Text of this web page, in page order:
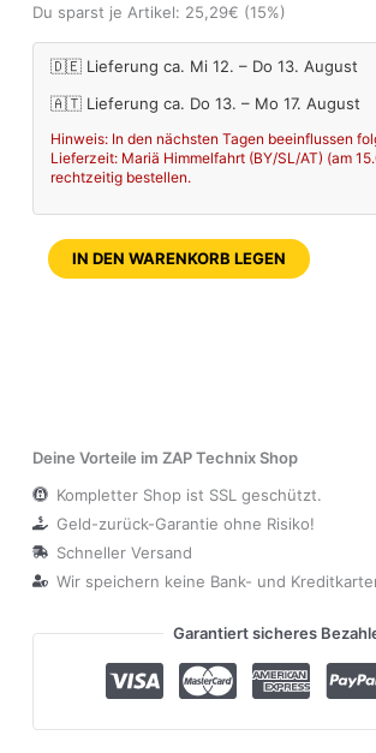
Du sparst je Artikel: 25,29€ (15%)
🇩🇪 Lieferung ca. Mi 12. – Do 13. August
🇦🇹 Lieferung ca. Do 13. – Mo 17. August
Hinweis: In den nächsten Tagen beeinflussen
Lieferzeit: Mariä Himmelfahrt (BY/SL/AT) (am
rechtzeitig bestellen.
IN DEN WARENKORB LEGEN
Deine Vorteile im ZAP Technix Shop
Kompletter Shop ist SSL geschützt.
Geld-zurück-Garantie ohne Risiko!
Schneller Versand
Wir speichern keine Bank- und
Garantiert sicheres